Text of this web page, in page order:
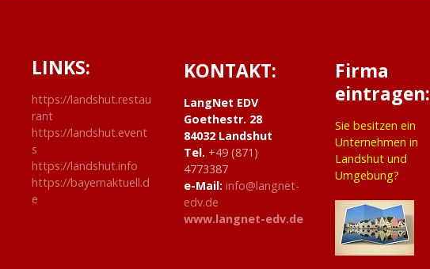
o
n
LINKS:
https://landshut.restau
rant
https://landshut.event
s
https://landshut.info
https://bayernaktuell.d
e
KONTAKT:
LangNet EDV
Goethestr. 28
84032 Landshut
Tel. +49 (871)
4773387
e-Mail: info@langnet-
edv.de
www.langnet-edv.de
Firma
eintragen:
Sie besitzen ein
Unternehmen in
Landshut und
Umgebung?